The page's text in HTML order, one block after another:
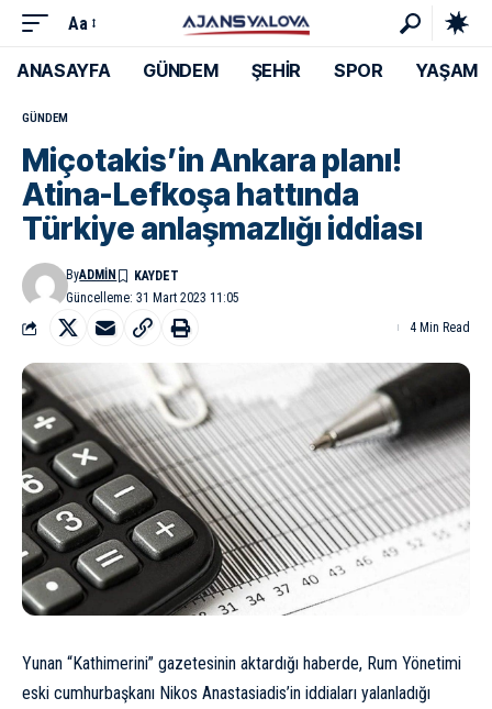
Aa
ANASAYFA GÜNDEM ŞEHİR SPOR YAŞAM
GÜNDEM
Miçotakis’in Ankara planı!
Atina-Lefkoşa hattında
Türkiye anlaşmazlığı iddiası
Güncelleme: 31 Mart 2023 11:05
ByADMIN
4 Min Read
Yunan “Kathimerini” gazetesinin aktardığı haberde, Rum Yönetimi
eski cumhurbaşkanı Nikos Anastasiadis’in iddiaları yalanladığı